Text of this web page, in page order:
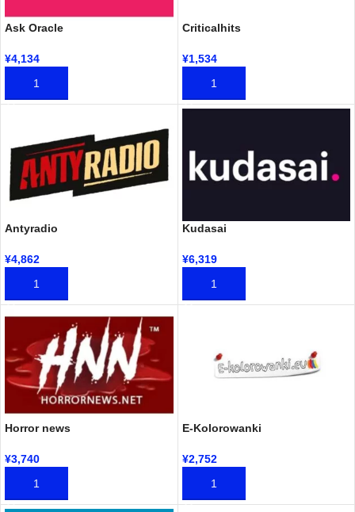
Ask Oracle
¥4,134
加入购物车
Criticalhits
¥1,534
加入购物车
Antyradio
¥4,862
加入购物车
Kudasai
¥6,319
加入购物车
Horror news
¥3,740
加入购物车
E-Kolorowanki
¥2,752
加入购物车